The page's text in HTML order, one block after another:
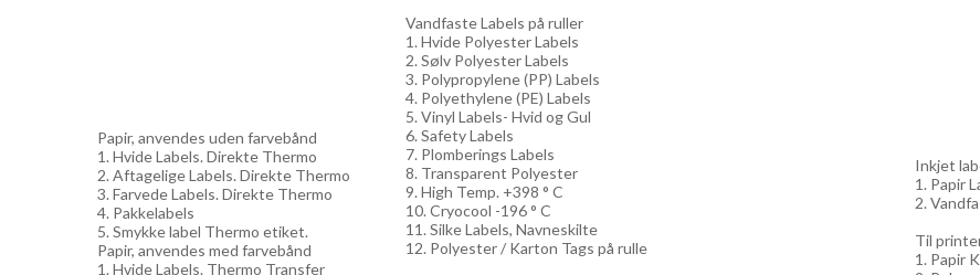
Papir, anvendes uden farvebånd
1. Hvide Labels. Direkte Thermo
2. Aftagelige Labels. Direkte Thermo
3. Farvede Labels. Direkte Thermo
4. Pakkelabels
5. Smykke label Thermo etiket.
Papir, anvendes med farvebånd
1. Hvide Labels. Thermo Transfer
Vandfaste Labels på ruller
1. Hvide Polyester Labels
2. Sølv Polyester Labels
3. Polypropylene (PP) Labels
4. Polyethylene (PE) Labels
5. Vinyl Labels- Hvid og Gul
6. Safety Labels
7. Plomberings Labels
8. Transparent Polyester
9. High Temp. +398 ° C
10. Cryocool -196 ° C
11. Silke Labels, Navneskilte
12. Polyester / Karton Tags på rulle
Inkjet
1. Papir
2.
Til
1. Papir